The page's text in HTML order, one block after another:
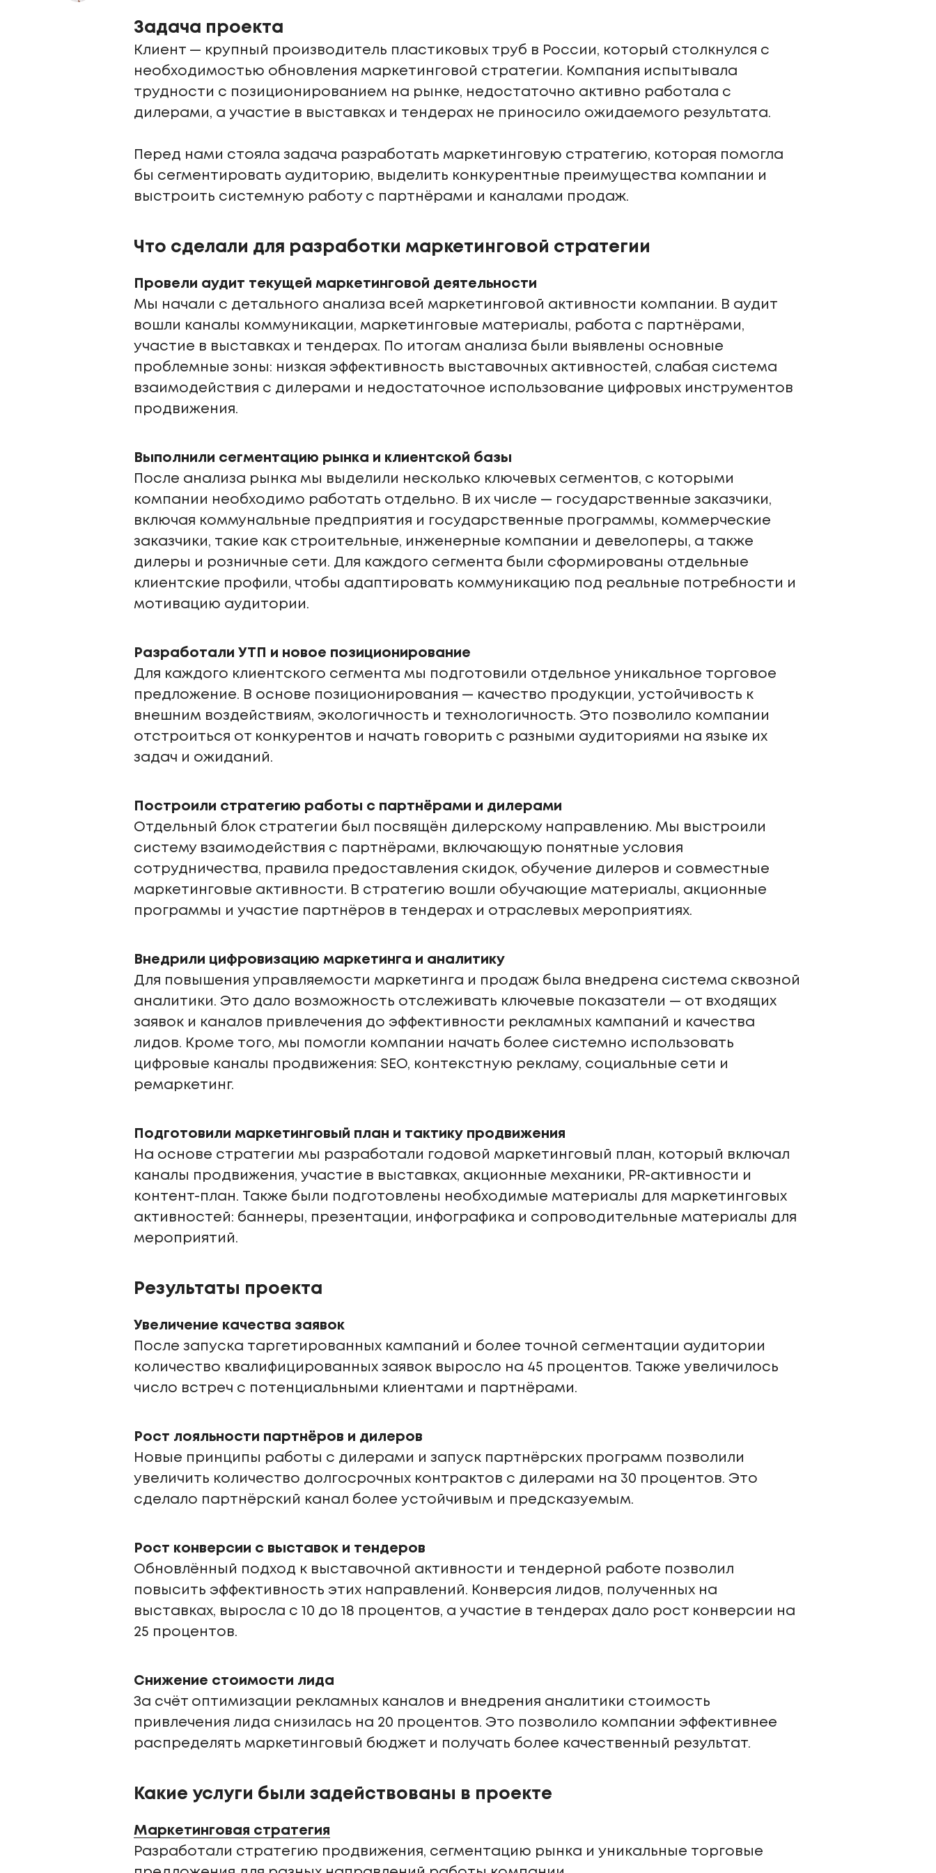
Задача проекта
Клиент — крупный производитель пластиковых труб в России, который столкнулся с
необходимостью обновления маркетинговой стратегии. Компания испытывала
трудности с позиционированием на рынке, недостаточно активно работала с
дилерами, а участие в выставках и тендерах не приносило ожидаемого результата.
Перед нами стояла задача разработать маркетинговую стратегию, которая помогла
бы сегментировать аудиторию, выделить конкурентные преимущества компании и
выстроить системную работу с партнёрами и каналами продаж.
Что сделали для разработки маркетинговой стратегии
Провели аудит текущей маркетинговой деятельности
Мы начали с детального анализа всей маркетинговой активности компании. В аудит
вошли каналы коммуникации, маркетинговые материалы, работа с партнёрами,
участие в выставках и тендерах. По итогам анализа были выявлены основные
проблемные зоны: низкая эффективность выставочных активностей, слабая система
взаимодействия с дилерами и недостаточное использование цифровых инструментов
продвижения.
Выполнили сегментацию рынка и клиентской базы
После анализа рынка мы выделили несколько ключевых сегментов, с которыми
компании необходимо работать отдельно. В их числе — государственные заказчики,
включая коммунальные предприятия и государственные программы, коммерческие
заказчики, такие как строительные, инженерные компании и девелоперы, а также
дилеры и розничные сети. Для каждого сегмента были сформированы отдельные
клиентские профили, чтобы адаптировать коммуникацию под реальные потребности и
мотивацию аудитории.
Разработали УТП и новое позиционирование
Для каждого клиентского сегмента мы подготовили отдельное уникальное торговое
предложение. В основе позиционирования — качество продукции, устойчивость к
внешним воздействиям, экологичность и технологичность. Это позволило компании
отстроиться от конкурентов и начать говорить с разными аудиториями на языке их
задач и ожиданий.
Построили стратегию работы с партнёрами и дилерами
Отдельный блок стратегии был посвящён дилерскому направлению. Мы выстроили
систему взаимодействия с партнёрами, включающую понятные условия
сотрудничества, правила предоставления скидок, обучение дилеров и совместные
маркетинговые активности. В стратегию вошли обучающие материалы, акционные
программы и участие партнёров в тендерах и отраслевых мероприятиях.
Внедрили цифровизацию маркетинга и аналитику
Для повышения управляемости маркетинга и продаж была внедрена система сквозной
аналитики. Это дало возможность отслеживать ключевые показатели — от входящих
заявок и каналов привлечения до эффективности рекламных кампаний и качества
лидов. Кроме того, мы помогли компании начать более системно использовать
цифровые каналы продвижения: SEO, контекстную рекламу, социальные сети и
ремаркетинг.
Подготовили маркетинговый план и тактику продвижения
На основе стратегии мы разработали годовой маркетинговый план, который включал
каналы продвижения, участие в выставках, акционные механики, PR-активности и
контент-план. Также были подготовлены необходимые материалы для маркетинговых
активностей: баннеры, презентации, инфографика и сопроводительные материалы для
мероприятий.
Результаты проекта
Увеличение качества заявок
После запуска таргетированных кампаний и более точной сегментации аудитории
количество квалифицированных заявок выросло на 45 процентов. Также увеличилось
число встреч с потенциальными клиентами и партнёрами.
Рост лояльности партнёров и дилеров
Новые принципы работы с дилерами и запуск партнёрских программ позволили
увеличить количество долгосрочных контрактов с дилерами на 30 процентов. Это
сделало партнёрский канал более устойчивым и предсказуемым.
Рост конверсии с выставок и тендеров
Обновлённый подход к выставочной активности и тендерной работе позволил
повысить эффективность этих направлений. Конверсия лидов, полученных на
выставках, выросла с 10 до 18 процентов, а участие в тендерах дало рост конверсии на
25 процентов.
Снижение стоимости лида
За счёт оптимизации рекламных каналов и внедрения аналитики стоимость
привлечения лида снизилась на 20 процентов. Это позволило компании эффективнее
распределять маркетинговый бюджет и получать более качественный результат.
Какие услуги были задействованы в проекте
Маркетинговая стратегия
Разработали стратегию продвижения, сегментацию рынка и уникальные торговые